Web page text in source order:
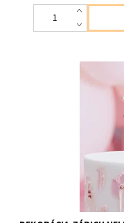
Zápich do torty hello